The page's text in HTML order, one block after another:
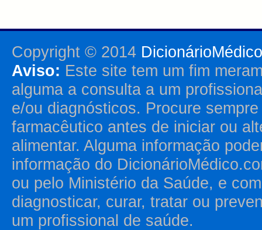
Copyright © 2014
Aviso: Este site tem um fim
alguma a consulta a um
e/ou diagnósticos. Procure
farmacêutico antes de iniciar ou
alimentar. Alguma informação
informação do
ou pelo Ministério da Saúde, e
diagnosticar, curar, tratar ou
um profissional de saúde.